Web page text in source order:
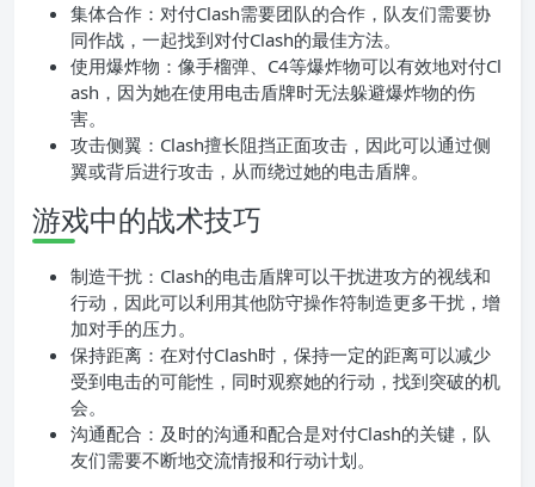
集体合作：对付Clash需要团队的合作，队友们需要协
同作战，一起找到对付Clash的最佳方法。
使用爆炸物：像手榴弹、C4等爆炸物可以有效地对付Cl
ash，因为她在使用电击盾牌时无法躲避爆炸物的伤
害。
攻击侧翼：Clash擅长阻挡正面攻击，因此可以通过侧
翼或背后进行攻击，从而绕过她的电击盾牌。
游戏中的战术技巧
制造干扰：Clash的电击盾牌可以干扰进攻方的视线和
行动，因此可以利用其他防守操作符制造更多干扰，增
加对手的压力。
保持距离：在对付Clash时，保持一定的距离可以减少
受到电击的可能性，同时观察她的行动，找到突破的机
会。
沟通配合：及时的沟通和配合是对付Clash的关键，队
友们需要不断地交流情报和行动计划。